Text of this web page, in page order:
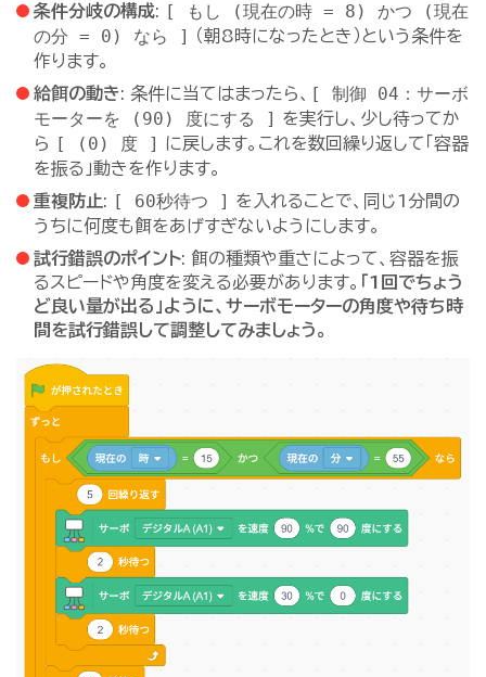
条件分岐の構成: [ もし (現在の時 = 8) かつ (現在
の分 = 0) なら ]
（朝8時になったとき）という条件を
作ります。
給餌の動き: 条件に当てはまったら、
[ 制御 04：サーボ
モーターを (90) 度にする ]
を実行し、少し待ってか
ら
[ (0) 度 ]
に戻します。これを数回繰り返して「容器
を振る」動きを作ります。
重複防止: [ 60秒待つ ]
を入れることで、同じ1分間の
うちに何度も餌をあげすぎないようにします。
試行錯誤のポイント: 餌の種類や重さによって、容器を振
るスピードや角度を変える必要があります。
「1回でちょう
ど良い量が出る」ように、サーボモーターの角度や待ち時
間を試行錯誤して調整してみましょう。